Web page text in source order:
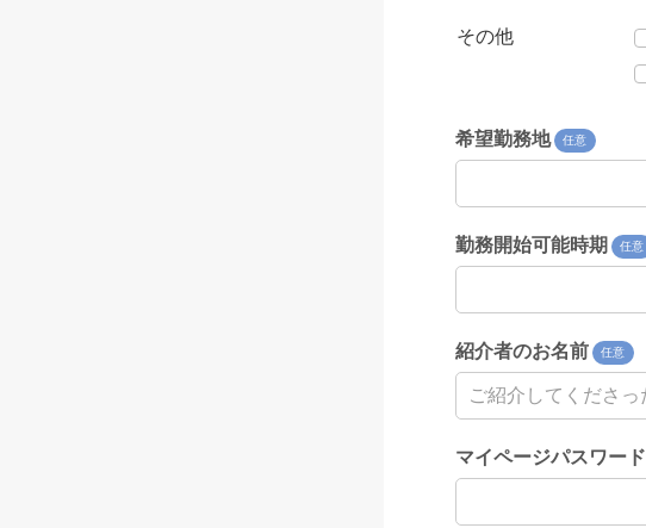
その他
希望勤務地 任意
勤務開始可能時期 任意
紹介者のお名前 任意
マイページパスワード